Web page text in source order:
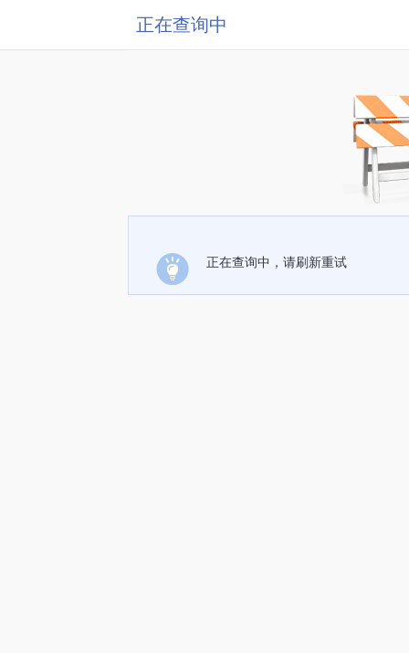
正在查询中
正在查询中，请刷新重试